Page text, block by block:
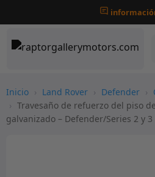
Inicio › Land Rover › Defender ›
› Travesaño de refuerzo del piso
galvanizado – Defender/Series 2 y 3